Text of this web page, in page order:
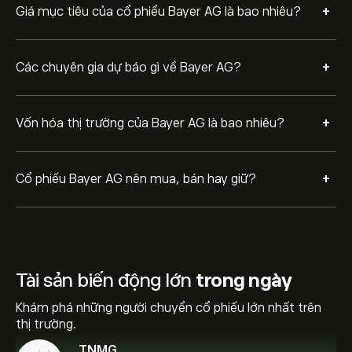
Giá mục tiêu của cổ phiểu Bayer AG là bao nhiêu? +
Các chuyên gia dự báo gì về Bayer AG? +
Vốn hóa thị trường của Bayer AG là bao nhiêu? +
Cổ phiếu Bayer AG nên mua, bán hay giữ? +
Tài sản biến động lớn trong ngày
Khám phá những người chuyển cổ phiếu lớn nhất trên
thị trường.